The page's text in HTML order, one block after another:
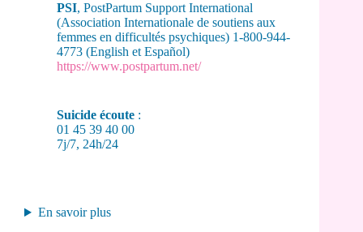
PSI, PostPartum Support International
(Association Internationale de soutiens aux
femmes en difficultés psychiques) 1-800-944-
4773 (English et Español)
https://www.postpartum.net/
Suicide écoute :
01 45 39 40 00
7j/7, 24h/24
En savoir plus